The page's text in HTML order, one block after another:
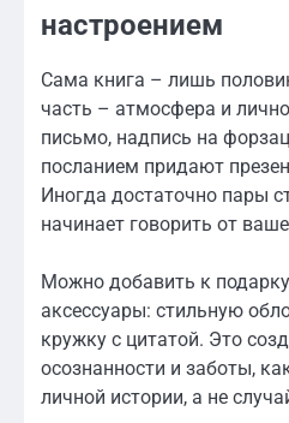
настроением
Сама книга – лишь
часть – атмосфера и
письмо, надпись на
посланием придают
Иногда достаточно пары
начинает говорить от
Можно добавить к
аксессуары: стильную
кружку с цитатой. Это
осознанности и заботы,
личной истории, а не